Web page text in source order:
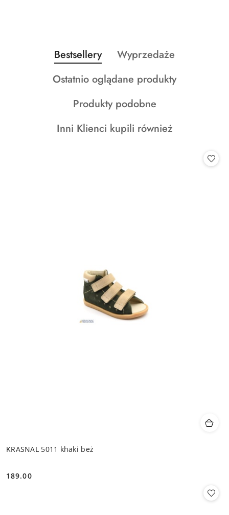
Pomiń karuzelę produktów
Produkty
o
statusie:
Bestsellery
Produkty
statusie:
Wyprzedaże
Produkty
statusie:
Ostatnio oglądane produkty
Produkty
statusie:
Produkty podobne
Produkty
Inni Klienci kupili również
KRASNAL 5011 khaki beż
Cena:
189.00